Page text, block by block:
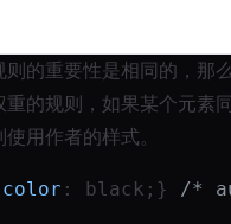
的重要性是相同的，那
重的规则，如果某个元素
用作者的样式。
color : black;} /*